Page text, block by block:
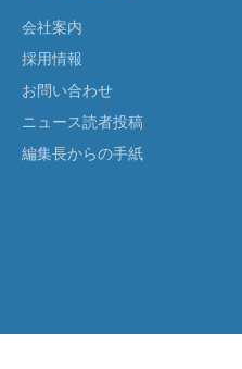
会社案内
採用情報
お問い合わせ
ニュース読者投稿
編集長からの手紙